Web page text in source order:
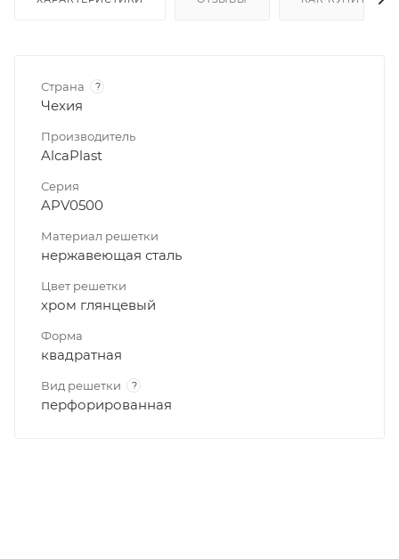
Страна ?
Чехия
Производитель
AlcaPlast
Серия
APV0500
Материал решетки
нержавеющая сталь
Цвет решетки
хром глянцевый
Форма
квадратная
Вид решетки ?
перфорированная